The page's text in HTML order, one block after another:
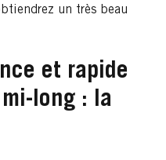
un très beau
et rapide
long : la